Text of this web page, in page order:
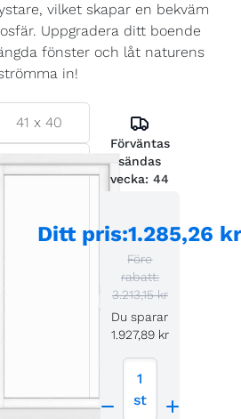
vilket skapar en bekväm
Uppgradera ditt boende
fönster och låt naturens
in!
41 x40
Förväntas
sändas
vecka: 44
Ditt pris:1.285,26
Före
rabatt:
3.213,15 kr
Du sparar
1.927,89 kr
1
st